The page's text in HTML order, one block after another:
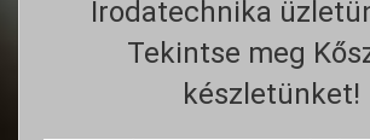
Irodatechnika
Tekintse meg
készletünket!